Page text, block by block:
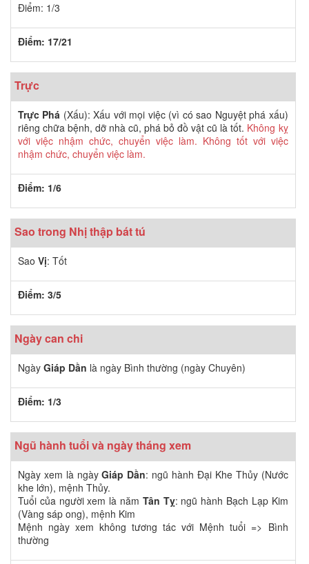
Điểm: 1/3
Điểm: 17/21
Trực
Trực Phá (Xấu): Xấu với mọi việc (vì có sao Nguyệt phá xấu)
riêng chữa bệnh, dỡ nhà cũ, phá bỏ đồ vật cũ là tốt. Không kỵ
với việc nhậm chức, chuyển việc làm. Không tốt với việc
nhậm chức, chuyển việc làm.
Điểm: 1/6
Sao trong Nhị thập bát tú
Sao Vị: Tốt
Điểm: 3/5
Ngày can chi
Ngày Giáp Dần là ngày Bình thường (ngày Chuyên)
Điểm: 1/3
Ngũ hành tuổi và ngày tháng xem
Ngày xem là ngàyGiáp Dần: ngũ hành Đại Khe Thủy (Nước
khe lớn), mệnh Thủy.
Tuổi của người xem là năm Tân Tỵ: ngũ hành Bạch Lạp Kim
(Vàng sáp ong), mệnh Kim
Mệnh ngày xem không tương tác với Mệnh tuổi => Bình
thường